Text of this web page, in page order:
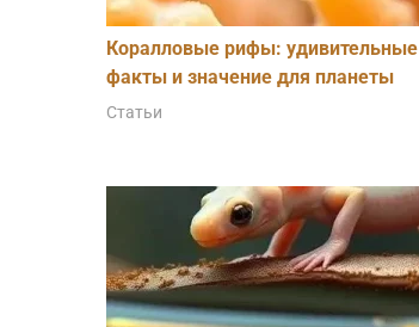
Коралловые рифы: удивительные
факты и значение для планеты
Статьи